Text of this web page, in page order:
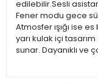
edilebilir.Sesli
Fener modu gece
Atmosfer ışığı ise
yarı kulak içi
sunar. Dayanıklı ve